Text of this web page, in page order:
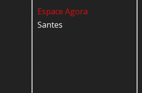
Espace Agora
Santes